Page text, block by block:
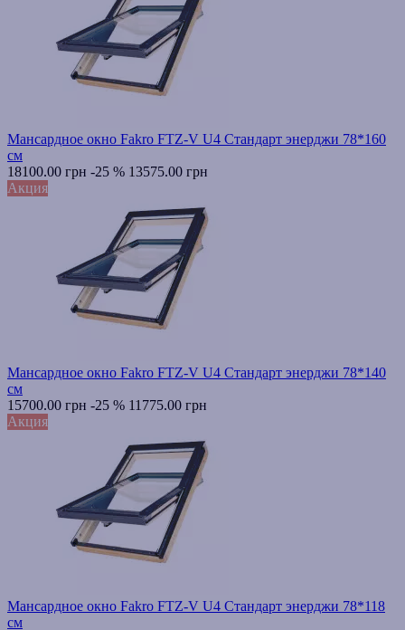
Мансардное окно Fakro FTZ-V U4 Стандарт энерджи 78*160
см
18100.00 грн -25 % 13575.00 грн
Акция
Мансардное окно Fakro FTZ-V U4 Стандарт энерджи 78*140
см
15700.00 грн -25 % 11775.00 грн
Акция
Мансардное окно Fakro FTZ-V U4 Стандарт энерджи 78*118
см